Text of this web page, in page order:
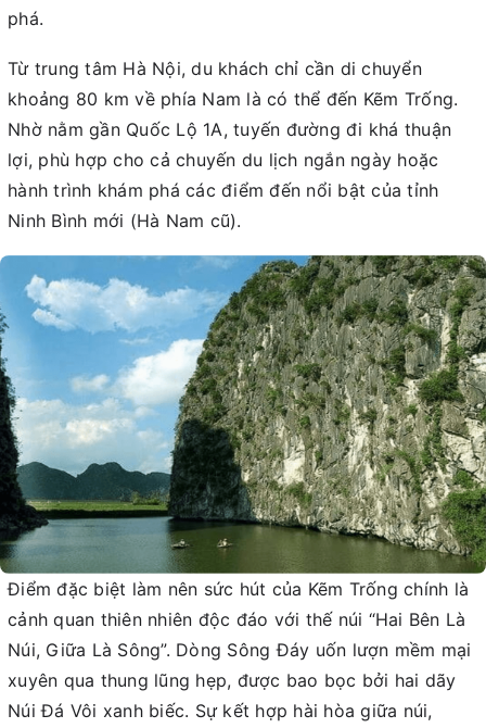
phá.
Từ trung tâm Hà Nội, du khách chỉ cần di chuyển
khoảng 80 km về phía Nam là có thể đến Kẽm Trống.
Nhờ nằm gần Quốc Lộ 1A, tuyến đường đi khá thuận
lợi, phù hợp cho cả chuyến du lịch ngắn ngày hoặc
hành trình khám phá các điểm đến nổi bật của tỉnh
Ninh Bình mới (Hà Nam cũ).
Điểm đặc biệt làm nên sức hút của Kẽm Trống chính là
cảnh quan thiên nhiên độc đáo với thế núi “Hai Bên Là
Núi, Giữa Là Sông”. Dòng Sông Đáy uốn lượn mềm mại
xuyên qua thung lũng hẹp, được bao bọc bởi hai dãy
Núi Đá Vôi xanh biếc. Sự kết hợp hài hòa giữa núi,